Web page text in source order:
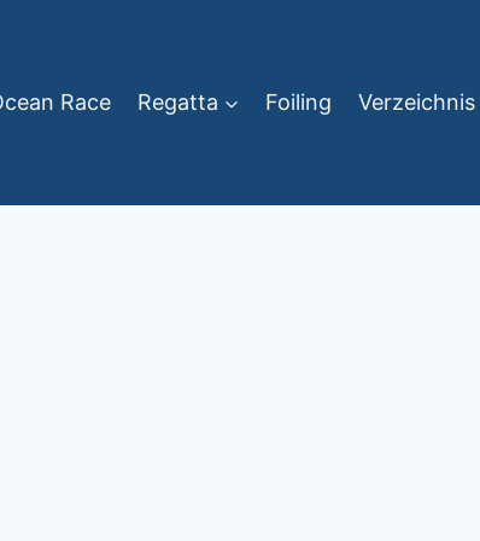
Race Regatta Foiling Verzeichnis